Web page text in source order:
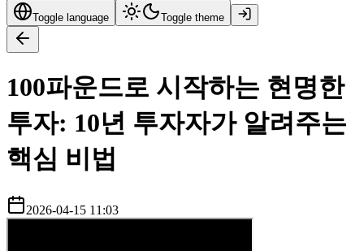
Toggle language Toggle theme
100파운드로 시작하는 현명한
투자: 10년 투자자가 알려주는
핵심 비법
2026-04-15 11:03